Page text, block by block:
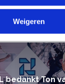
Weigeren
bedankt Ton